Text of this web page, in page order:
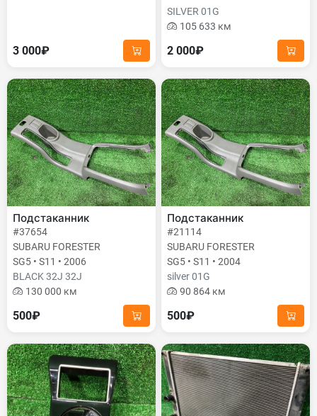
3 000₽
SILVER 01G
105 633 км
2 000₽
Подстаканник
#37654
SUBARU FORESTER
SG5 • S11 • 2006
BLACK 32J 32J
130 000 км
500₽
Подстаканник
#21114
SUBARU FORESTER
SG5 • S11 • 2004
silver 01G
90 864 км
500₽